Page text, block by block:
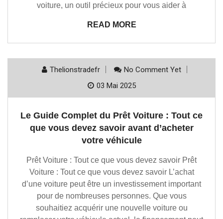
voiture, un outil précieux pour vous aider à
READ MORE
Thelionstradefr
No Comment Yet
03 Mai 2025
Le Guide Complet du Prêt Voiture : Tout ce
que vous devez savoir avant d’acheter
votre véhicule
Prêt Voiture : Tout ce que vous devez savoir Prêt
Voiture : Tout ce que vous devez savoir L’achat
d’une voiture peut être un investissement important
pour de nombreuses personnes. Que vous
souhaitiez acquérir une nouvelle voiture ou